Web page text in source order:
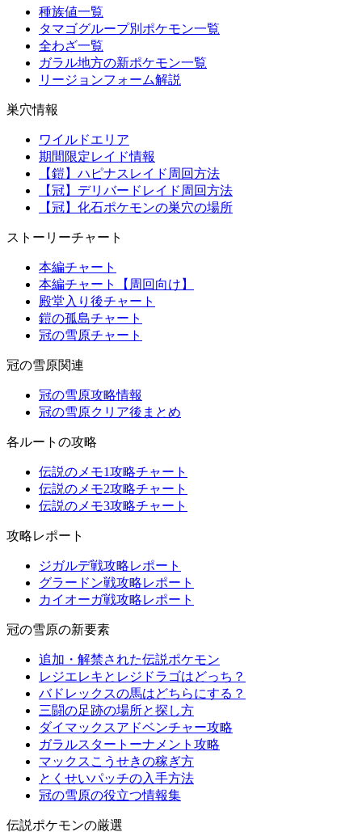
種族値一覧
タマゴグループ別ポケモン一覧
全わざ一覧
ガラル地方の新ポケモン一覧
リージョンフォーム解説
巣穴情報
ワイルドエリア
期間限定レイド情報
【鎧】ハピナスレイド周回方法
【冠】デリバードレイド周回方法
【冠】化石ポケモンの巣穴の場所
ストーリーチャート
本編チャート
本編チャート【周回向け】
殿堂入り後チャート
鎧の孤島チャート
冠の雪原チャート
冠の雪原関連
冠の雪原攻略情報
冠の雪原クリア後まとめ
各ルートの攻略
伝説のメモ1攻略チャート
伝説のメモ2攻略チャート
伝説のメモ3攻略チャート
攻略レポート
ジガルデ戦攻略レポート
グラードン戦攻略レポート
カイオーガ戦攻略レポート
冠の雪原の新要素
追加・解禁された伝説ポケモン
レジエレキとレジドラゴはどっち？
バドレックスの馬はどちらにする？
三闘の足跡の場所と探し方
ダイマックスアドベンチャー攻略
ガラルスタートーナメント攻略
マックスこうせきの稼ぎ方
とくせいパッチの入手方法
冠の雪原の役立つ情報集
伝説ポケモンの厳選